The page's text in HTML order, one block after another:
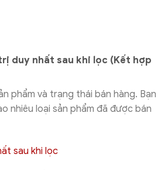
duy nhất sau khi lọc (Kết hợp
phẩm và trạng thái bán hàng. Bạn
nhiêu loại sản phẩm đã được bán